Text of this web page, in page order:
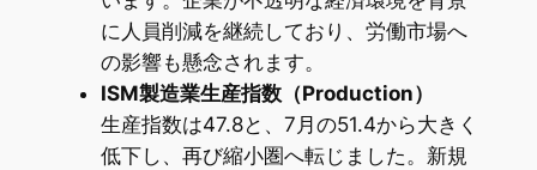
に人員削減を継続しており、労働市場へ
の影響も懸念されます。
ISM製造業生産指数（Production）
生産指数は47.8と、7月の51.4から大きく
低下し、再び縮小圏へ転じました。新規